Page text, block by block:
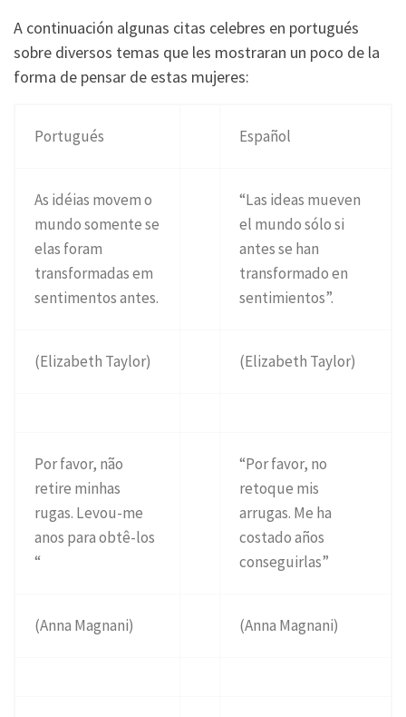
A continuación algunas citas celebres en portugués
sobre diversos temas que les mostraran un poco de la
forma de pensar de estas mujeres:
Portugués Español
As idéias movem o
mundo somente se
elas foram
transformadas em
sentimentos antes.
“Las ideas mueven
el mundo sólo si
antes se han
transformado en
sentimientos”.
(Elizabeth Taylor) (Elizabeth Taylor)
Por favor, não
retire minhas
rugas. Levou-me
anos para obtê-los
“
“Por favor, no
retoque mis
arrugas. Me ha
costado años
conseguirlas”
(Anna Magnani) (Anna Magnani)